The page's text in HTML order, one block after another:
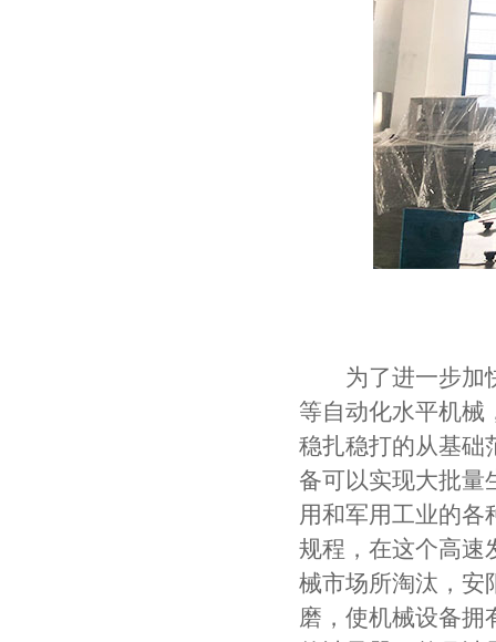
为了进一步加
等自动化水平机械
稳扎稳打的从基础
备可以实现大批量
用和军用工业的各
规程，在这个高速
械市场所淘汰，安
磨，使机械设备拥